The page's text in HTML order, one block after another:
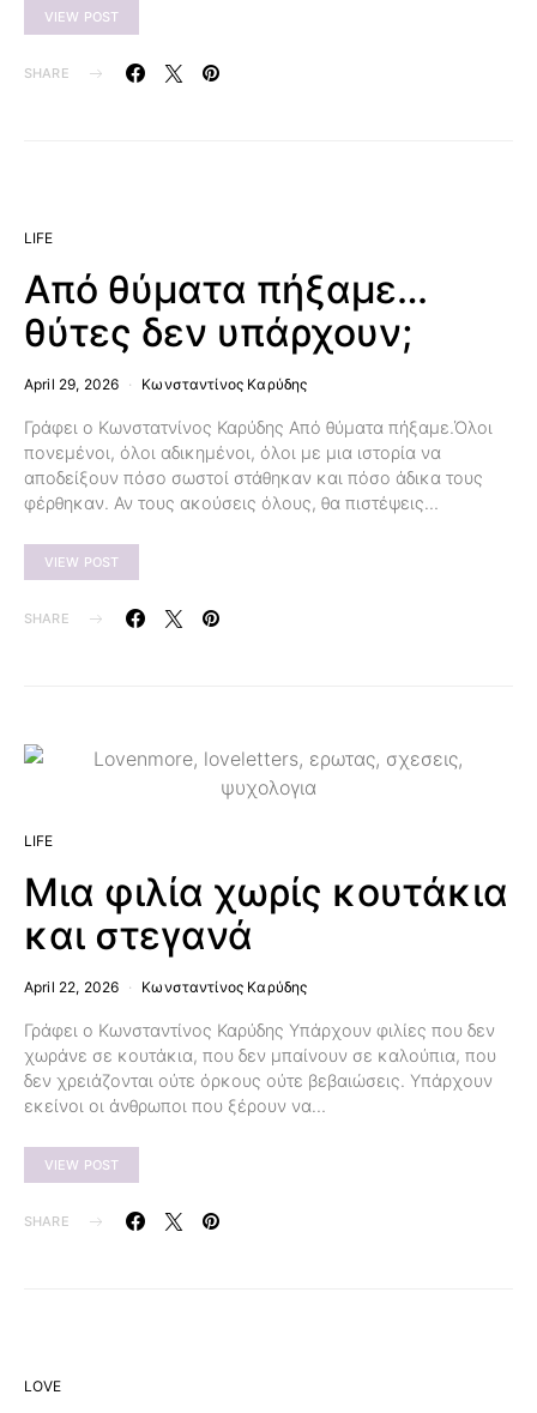
VIEW POST
SHARE
LIFE
Από θύματα πήξαμε…
θύτες δεν υπάρχουν;
April 29, 2026 Κωνσταντίνος Καρύδης
Γράφει ο Κωνστατνίνος Καρύδης Από θύματα πήξαμε.Όλοι
πονεμένοι, όλοι αδικημένοι, όλοι με μια ιστορία να
αποδείξουν πόσο σωστοί στάθηκαν και πόσο άδικα τους
φέρθηκαν. Αν τους ακούσεις όλους, θα πιστέψεις…
VIEW POST
SHARE
LIFE
Μια φιλία χωρίς κουτάκια
και στεγανά
April 22, 2026 Κωνσταντίνος Καρύδης
Γράφει ο Κωνσταντίνος Καρύδης Υπάρχουν φιλίες που δεν
χωράνε σε κουτάκια, που δεν μπαίνουν σε καλούπια, που
δεν χρειάζονται ούτε όρκους ούτε βεβαιώσεις. Υπάρχουν
εκείνοι οι άνθρωποι που ξέρουν να…
VIEW POST
SHARE
LOVE